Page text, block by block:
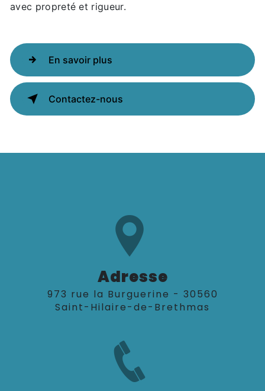
avec propreté et rigueur.
En savoir plus
Contactez-nous
Adresse
973 rue la Burguerine - 30560
Saint-Hilaire-de-Brethmas